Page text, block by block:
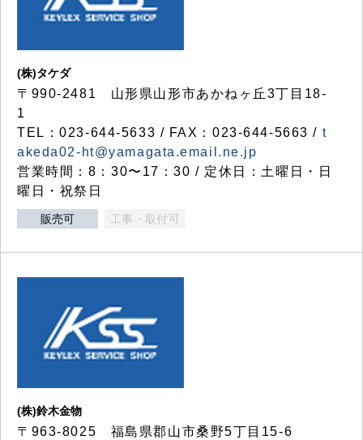
(株)タケダ
〒990-2481 山形県山形市あかねヶ丘3丁目18-
1
TEL：023-644-5633 / FAX：023-644-5663 / t
akeda02-ht@yamagata.email.ne.jp
営業時間：8：30〜17：30 / 定休日：土曜日・日
曜日・祝祭日
販売可 工事・取付可
(株)鈴木金物
〒963-8025 福島県郡山市桑野5丁目15-6